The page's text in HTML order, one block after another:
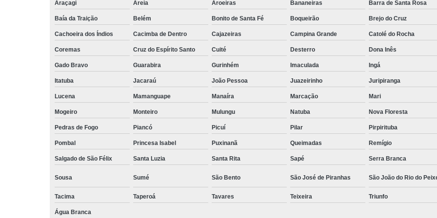
trabalho
Estações de
trabalho
Locação de salas
de reunião
Locação de salas
por hora
Recebimento de
Salas comerciais
Salas coworking
Salas coworkings
Salas de
reuniões
Salas Comerciais para Alugar por Hora
Aluguel de Consultórios por
Aluguel de Sala Comercial
Aluguel de Sala de Estética por Hora
Aluguel de Salas
Aluguel de Salas por Hora para
Aluguel de Sala
Aluguel de Sala
Aluguel de Sala para
Aluguel de Sala para Reunião
Aluguel Sala Comercial em João
Aluguel Sala de Reunião
Aluguel
Alugueis Sala de Reunião
Araçagi Areia Aroeiras Bananeiras Barra de Santa Rosa
Baía da Traição Belém Bonito de Santa Fé Boqueirão Brejo do Cruz
Cachoeira dos Índios Cacimba de Dentro Cajazeiras Campina Grande Catolé do Rocha
Coremas Cruz do Espírito Santo Cuité Desterro Dona Inês
Gado Bravo Guarabira Gurinhém Imaculada Ingá
Itatuba Jacaraú João Pessoa Juazeirinho Juripiranga
Lucena Mamanguape Manaíra Marcação Mari
Mogeiro Monteiro Mulungu Natuba Nova Floresta
Pedras de Fogo Piancó Picuí Pilar Pirpirituba
Pombal Princesa Isabel Puxinanã Queimadas Remígio
Salgado de São Félix Santa Luzia Santa Rita Sapé Serra Branca
Sousa Sumé São Bento São José de Piranhas São João do Rio do
Tacima Taperoá Tavares Teixeira Triunfo
Água Branca